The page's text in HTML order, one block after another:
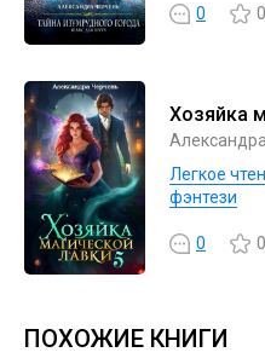
0 0
Хозяйка
Легкое
фэнтези
0 0
ПОХОЖИЕ КНИГИ